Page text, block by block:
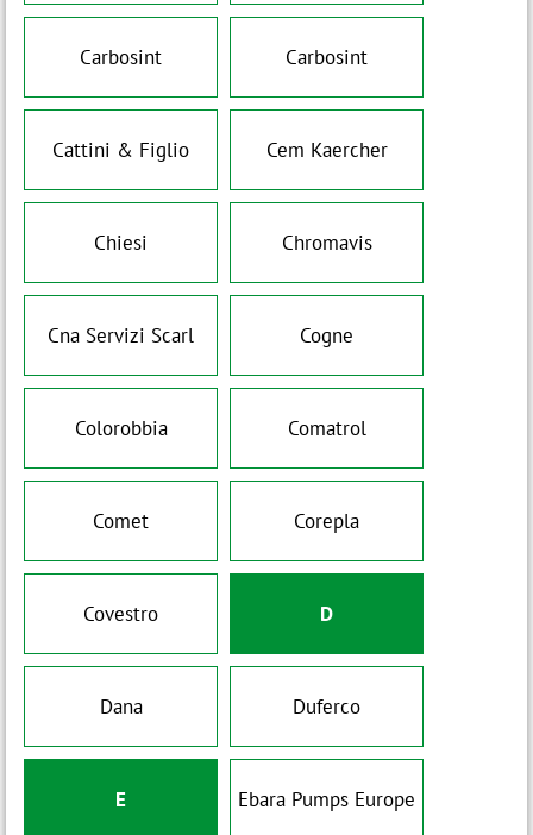
Carbosint Carbosint
Cattini & Figlio Cem Kaercher
Chiesi Chromavis
Cna Servizi Scarl Cogne
Colorobbia Comatrol
Comet Corepla
Covestro D
Dana Duferco
E Ebara Pumps Europe